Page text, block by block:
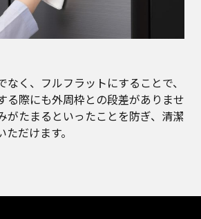
く、フルフラットにすることで、
る際にも外周枠との段差がありませ
がたまるといったことを防ぎ、清潔
だけます。